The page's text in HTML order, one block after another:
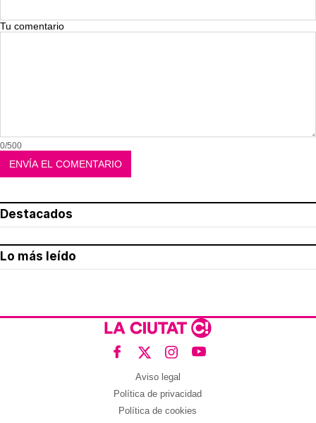
Tu comentario
0/500
Destacados
Lo más leído
Aviso legal
Política de privacidad
Política de cookies